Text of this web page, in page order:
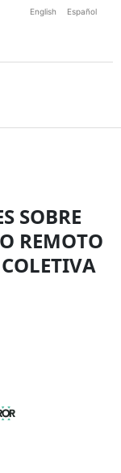
English Español
SOBRE
REMOTO